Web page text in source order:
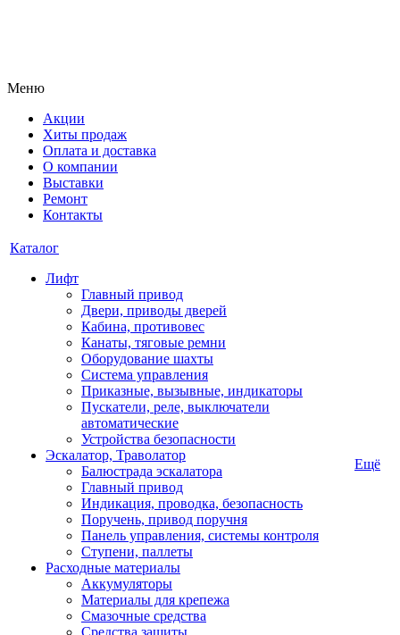
Меню
Акции
Хиты продаж
Оплата и доставка
О компании
Выставки
Ремонт
Контакты
Каталог
Лифт
Главный привод
Двери, приводы дверей
Кабина, противовес
Канаты, тяговые ремни
Оборудование шахты
Система управления
Приказные, вызывные, индикаторы
Пускатели, реле, выключатели
автоматические
Устройства безопасности
Эскалатор, Траволатор
Балюстрада эскалатора
Главный привод
Индикация, проводка, безопасность
Поручень, привод поручня
Панель управления, системы контроля
Ступени, паллеты
Расходные материалы
Аккумуляторы
Материалы для крепежа
Смазочные средства
Средства защиты
Ещё